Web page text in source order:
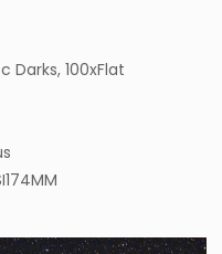
Darks, 100xFlat